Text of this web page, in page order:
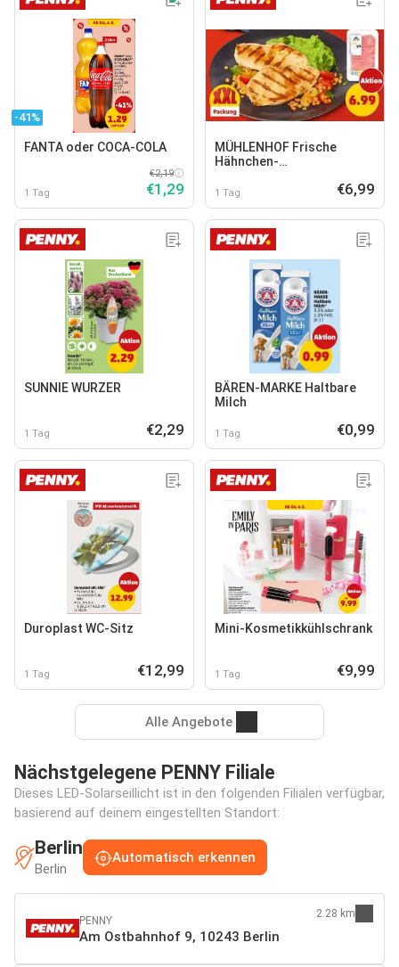
-41%
FANTA oder COCA-COLA
1 Tag
€2,19
€1,29
MÜHLENHOF Frische
Hähnchen-
1 Tag €6,99
SUNNIE WURZER
1 Tag €2,29
BÄREN-MARKE Haltbare
Milch
1 Tag €0,99
Duroplast WC-Sitz
1 Tag €12,99
Mini-Kosmetikkühlschrank
1 Tag €9,99
Alle Angebote
Nächstgelegene PENNY Filiale
Dieses LED-Solarseillicht ist in den folgenden Filialen verfügbar,
basierend auf deinem eingestellten Standort:
Berlin
Berlin
Automatisch erkennen
PENNY
Am Ostbahnhof 9, 10243 Berlin
2.28 km